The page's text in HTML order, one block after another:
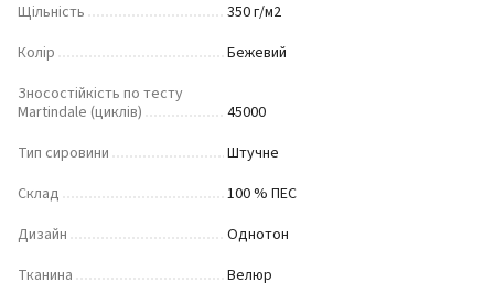
Щільність
350 г/м2
Колір
Бежевий
Зносостійкість по тесту
Martindale (циклів)
45000
Тип сировини
Штучне
Склад
100 % ПЕС
Дизайн
Однотон
Тканина
Велюр